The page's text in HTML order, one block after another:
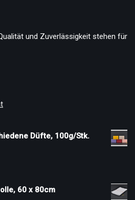
und Zuverlässigkeit stehen für
Düfte, 100g/Stk.
60 x 80cm